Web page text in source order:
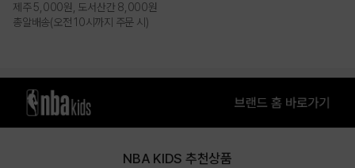
제주 5,000원, 도서산간 8,000원
총알배송(오전 10시까지 주문 시)
NBA KIDS 추천상품